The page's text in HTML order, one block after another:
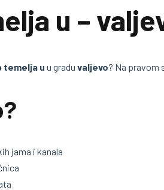
u –
temelja u u gradu valjevo? Na pravom
jama i kanala